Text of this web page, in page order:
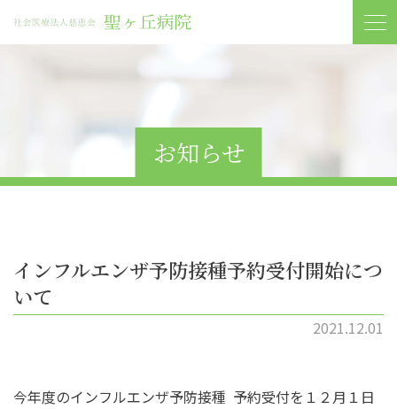
お知らせ
インフルエンザ予防接種予約受付開始につ
いて
2021.12.01
今年度のインフルエンザ予防接種 予約受付を１２月１日